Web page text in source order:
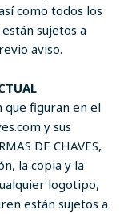
como todos los
sujetos a
aviso.
que figuran en el
y sus
DE CHAVES,
la copia y la
logotipo,
están sujetos a